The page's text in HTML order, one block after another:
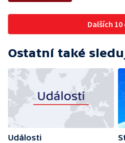
Dalších 10
Ostatní také
Události